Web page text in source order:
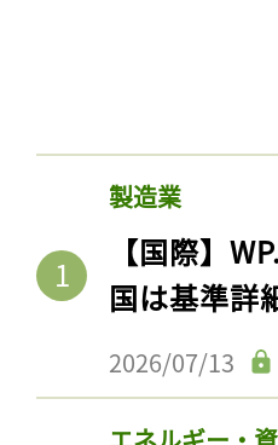
製造業
【国際】
国は基準詳
2026/07/13